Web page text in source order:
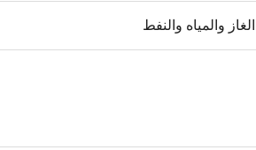
الغاز والمياه والنفط